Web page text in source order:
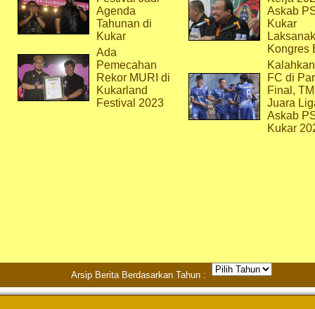
Agenda
Tahunan di
Kukar
Ada
Pemecahan
Rekor MURI di
Kukarland
Festival 2023
Askab
Kukar
Kongres
FC di
Final,
Juara
Askab
Kukar
Arsip Berita Berdasarkan Tahun :